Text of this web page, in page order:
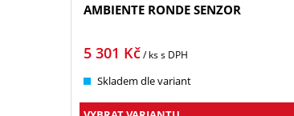
AMBIENTE RONDE SENZOR
5 301 Kč/ kss DPH
Skladem dle variant